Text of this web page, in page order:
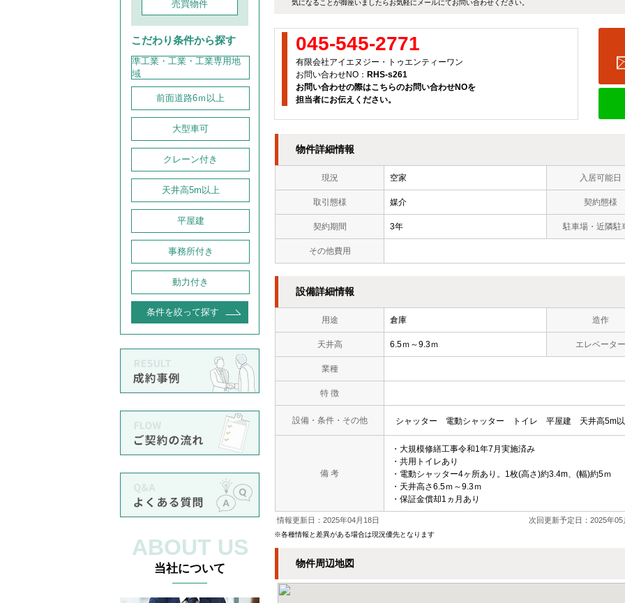
気になることが御座いましたらお気軽にメールにてお問い合わせください。
045-545-2771
有限会社アイエヌジー・トゥエンティーワン
お問い合わせNO： RHS-s261
お問い合わせの際はこちらのお問い合わせNOを
担当者にお伝えください。
物件詳細情報
現況 空家 入居可能日
取引態様 媒介 契約態様
契約期間 3年 駐車場・近隣駐
その他費用
設備詳細情報
用途 倉庫 造作
天井高 6.5ｍ～9.3ｍ エレベーター
業種
特 徴
設備・条件・その他 シャッター 電動シャッター トイレ 平屋建 天井高5m
備 考
・大規模修繕工事令和1年7月実施済み
・共用トイレあり
・電動シャッター4ヶ所あり。1枚(高さ)約3.4m、(幅)約5ｍ
・天井高さ6.5ｍ～9.3ｍ
・保証金償却1ヵ月あり
情報更新日：2025年04月18日 次回更新予定日：2025年05
※各種情報と差異がある場合は現況優先となります
物件周辺地図
売買物件
こだわり条件から探す
準工業・工業・工業専用地
域
前面道路6ｍ以上
大型車可
クレーン付き
天井高5m以上
平屋建
事務所付き
動力付き
条件を絞って探す
ABOUT US
当社について